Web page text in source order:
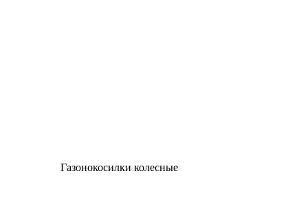
Газонокосилки колесные